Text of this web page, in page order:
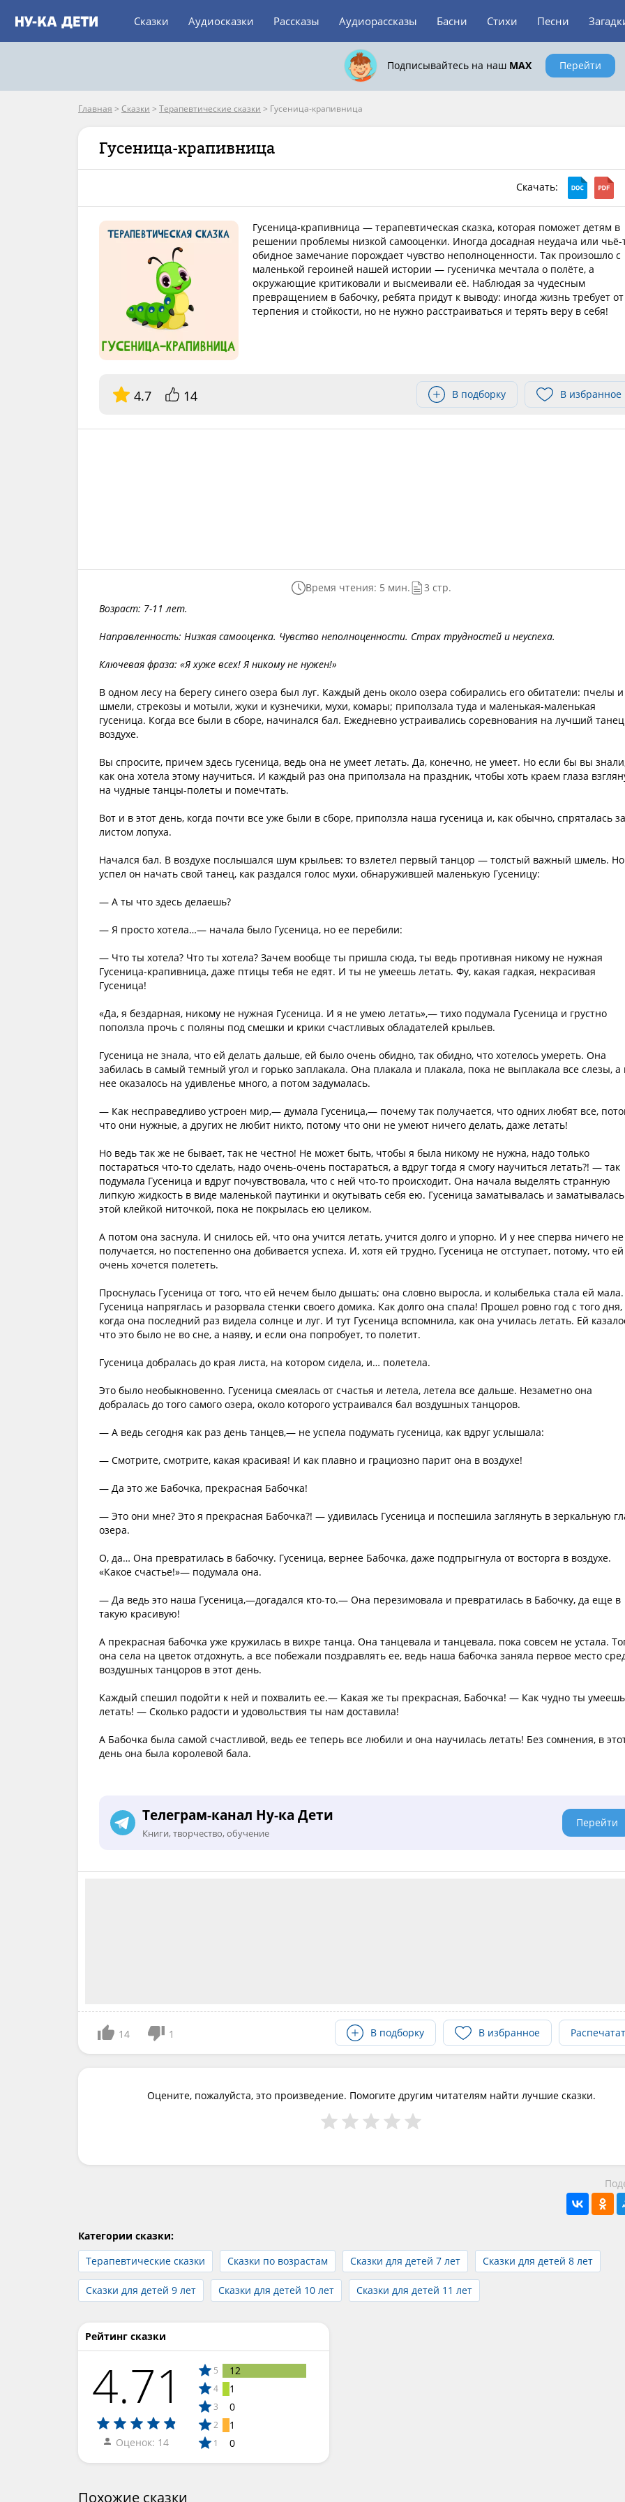
Сказки Аудиосказки Рассказы Аудиорассказы Басни Стихи Песни
Подписывайтесь на наш MAX Перейти
Главная > Сказки > Терапевтические сказки > Гусеница-крапивница
Гусеница-крапивница
Скачать:
Гусеница-крапивница — терапевтическая сказка, которая поможет детям в
решении проблемы низкой самооценки. Иногда досадная неудача или чьё-
обидное замечание порождает чувство неполноценности. Так произошло с
маленькой героиней нашей истории — гусеничка мечтала о полёте, а
окружающие критиковали и высмеивали её. Наблюдая за чудесным
превращением в бабочку, ребята придут к выводу: иногда жизнь требует
терпения и стойкости, но не нужно расстраиваться и терять веру в себя!
4.7 14 В подборку В избранное
Время чтения: 5 мин.
3 стр.
Возраст: 7-11 лет.
Направленность: Низкая самооценка. Чувство неполноценности. Страх трудностей и неуспеха.
Ключевая фраза: «Я хуже всех! Я никому не нужен!»
В одном лесу на берегу синего озера был луг. Каждый день около озера собирались его обитатели: пчелы и
шмели, стрекозы и мотыли, жуки и кузнечики, мухи, комары; приползала туда и маленькая-маленькая
гусеница. Когда все были в сборе, начинался бал. Ежедневно устраивались соревнования на лучший
воздухе.
Вы спросите, причем здесь гусеница, ведь она не умеет летать. Да, конечно, не умеет. Но если бы вы
как она хотела этому научиться. И каждый раз она приползала на праздник, чтобы хоть краем глаза
на чудные танцы-полеты и помечтать.
Вот и в этот день, когда почти все уже были в сборе, приползла наша гусеница и, как обычно, спряталась за
листом лопуха.
Начался бал. В воздухе послышался шум крыльев: то взлетел первый танцор — толстый важный шмель.
успел он начать свой танец, как раздался голос мухи, обнаружившей маленькую Гусеницу:
— А ты что здесь делаешь?
— Я просто хотела…— начала было Гусеница, но ее перебили:
— Что ты хотела? Что ты хотела? Зачем вообще ты пришла сюда, ты ведь противная никому не нужная
Гусеница-крапивница, даже птицы тебя не едят. И ты не умеешь летать. Фу, какая гадкая, некрасивая
Гусеница!
«Да, я бездарная, никому не нужная Гусеница. И я не умею летать»,— тихо подумала Гусеница и грустно
поползла прочь с поляны под смешки и крики счастливых обладателей крыльев.
Гусеница не знала, что ей делать дальше, ей было очень обидно, так обидно, что хотелось умереть. Она
забилась в самый темный угол и горько заплакала. Она плакала и плакала, пока не выплакала все слезы, а
нее оказалось на удивленье много, а потом задумалась.
— Как несправедливо устроен мир,— думала Гусеница,— почему так получается, что одних любят все,
что они нужные, а других не любит никто, потому что они не умеют ничего делать, даже летать!
Но ведь так же не бывает, так не честно! Не может быть, чтобы я была никому не нужна, надо только
постараться что-то сделать, надо очень-очень постараться, а вдруг тогда я смогу научиться летать?! — так
подумала Гусеница и вдруг почувствовала, что с ней что-то происходит. Она начала выделять странную
липкую жидкость в виде маленькой паутинки и окутывать себя ею. Гусеница заматывалась и заматывалась
этой клейкой ниточкой, пока не покрылась ею целиком.
А потом она заснула. И снилось ей, что она учится летать, учится долго и упорно. И у нее сперва ничего не
получается, но постепенно она добивается успеха. И, хотя ей трудно, Гусеница не отступает, потому, что ей
очень хочется полететь.
Проснулась Гусеница от того, что ей нечем было дышать; она словно выросла, и колыбелька стала ей мала.
Гусеница напряглась и разорвала стенки своего домика. Как долго она спала! Прошел ровно год с того дня,
когда она последний раз видела солнце и луг. И тут Гусеница вспомнила, как она училась летать. Ей
что это было не во сне, а наяву, и если она попробует, то полетит.
Гусеница добралась до края листа, на котором сидела, и… полетела.
Это было необыкновенно. Гусеница смеялась от счастья и летела, летела все дальше. Незаметно она
добралась до того самого озера, около которого устраивался бал воздушных танцоров.
— А ведь сегодня как раз день танцев,— не успела подумать гусеница, как вдруг услышала:
— Смотрите, смотрите, какая красивая! И как плавно и грациозно парит она в воздухе!
— Да это же Бабочка, прекрасная Бабочка!
— Это они мне? Это я прекрасная Бабочка?! — удивилась Гусеница и поспешила заглянуть в зеркальную
озера.
О, да… Она превратилась в бабочку. Гусеница, вернее Бабочка, даже подпрыгнула от восторга в воздухе.
«Какое счастье!»— подумала она.
— Да ведь это наша Гусеница,—догадался кто-то.— Она перезимовала и превратилась в Бабочку, да еще в
такую красивую!
А прекрасная бабочка уже кружилась в вихре танца. Она танцевала и танцевала, пока совсем не устала.
она села на цветок отдохнуть, а все побежали поздравлять ее, ведь наша бабочка заняла первое место
воздушных танцоров в этот день.
Каждый спешил подойти к ней и похвалить ее.— Какая же ты прекрасная, Бабочка! — Как чудно ты умеешь
летать! — Сколько радости и удовольствия ты нам доставила!
А Бабочка была самой счастливой, ведь ее теперь все любили и она научилась летать! Без сомнения, в
день она была королевой бала.
Телеграм-канал Ну-ка Дети
Книги, творчество, обучение
Перейти
14 1 В подборку В избранное
Оцените, пожалуйста, это произведение. Помогите другим читателям найти лучшие сказки.
Категории сказки:
Терапевтические сказки
Сказки по возрастам Сказки для детей 7 лет Сказки для детей 8 лет
Сказки для детей 9 лет Сказки для детей 10 лет Сказки для детей 11 лет
Рейтинг сказки
4.71
Оценок: 14
5 12
4 1
3 0
2 1
1 0
Похожие сказки